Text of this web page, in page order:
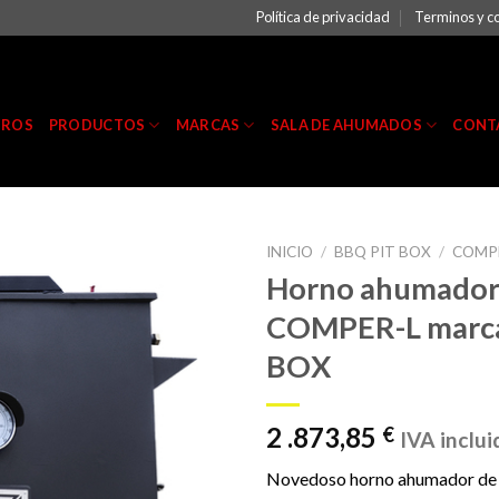
Política de privacidad Terminos y
PRODUCTOS MARCAS SALA DE AHUMADOS
INICIO / BBQ PIT BOX /
Horno ahumador
COMPER-L
BOX
2 .873,85 € IVA
Novedoso horno ahumador